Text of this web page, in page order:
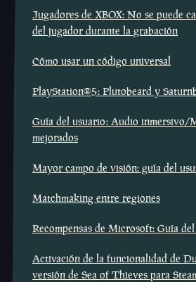
Jugadores de XBOX: No se puede
del jugador durante la grabación
Cómo usar un código universal
PlayStation®5: Plutobeard y
Guía del usuario: Audio inmersivo/
mejorados
Mayor campo de visión: guía del
Matchmaking entre regiones
Recompensas de Microsoft: Guía
Activación de la funcionalidad de
versión de Sea of Thieves para